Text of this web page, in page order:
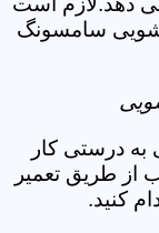
سامسونگ
به درستی کار
از طریق تعمیر
کنید.